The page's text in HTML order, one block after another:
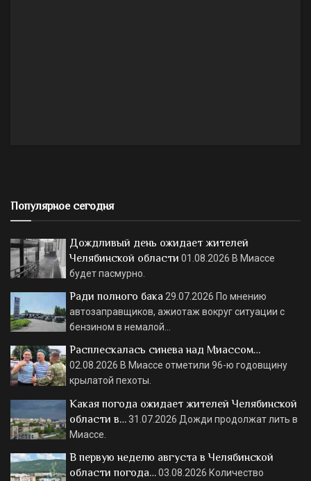
Популярное сегодня
Дождливый день ожидает жителей
Челябинской области 01.08.2026 В Миассе
будет пасмурно.
Ради полного бака 29.07.2026 По мнению
автозаправщиков, ажиотаж вокруг ситуации с
бензином в немалой…
Расплескалась синева над Миассом…
02.08.2026 В Миассе отметили 96-ю годовщину
крылатой пехоты.
Какая погода ожидает жителей Челябинской
области в…31.07.2026 Дожди продолжат лить в
Миассе.
В первую неделю августа в Челябинской
области погода…03.08.2026 Количество